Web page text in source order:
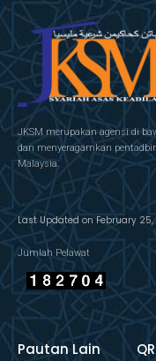
JKSM merupakan agensi di
dan menyeragamkan
Malaysia.
Last Updated on February
Jumlah Pelawat
Pautan Lain